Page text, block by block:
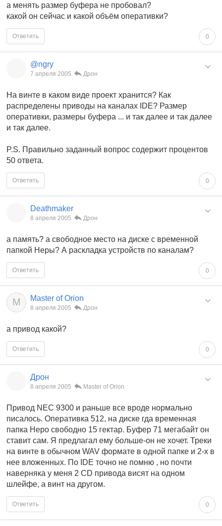
а менять размер буфера не пробовал?
какой он сейчас и какой объём оперативки?
0
Ответить
@ngry
7 апреля 2005 Дрон
На винте в каком виде проект хранится? Как
распределены приводы на каналах IDE? Размер
оперативки, размеры буфера ... и так далее и так далее
и так далее.
P.S. Правильно заданный вопрос содержит процентов
50 ответа.
0
Ответить
Deathmaker
8 апреля 2005 Дрон
а память? а свободное место на диске с временной
папкой Неры? А раскладка устройств по каналам?
0
Ответить
M Master of Orion
8 апреля 2005 Дрон
а привод какой?
0
Ответить
Дрон
8 апреля 2005 Master of Orion
Привод NEC 9300 и раньше все вроде нормально
писалось. Оперативка 512, на диске гда временная
папка Неро свободно 15 гектар. Буфер 71 мегабайт он
ставит сам. Я предлагал ему больше-он не хочет. Треки
на винте в обычном WAV формате в одной папке и 2-х в
нее вложенных. По IDE точно не помню , но почти
наверняка у меня 2 CD привода висят на одном
шлейфе, а винт на другом.
0
Ответить